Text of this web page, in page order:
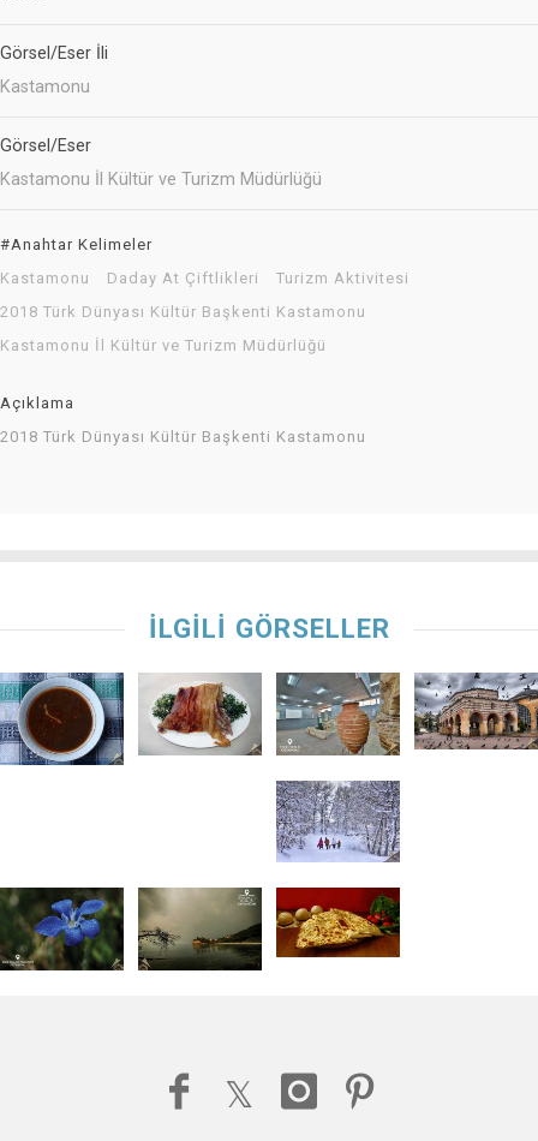
Görsel/Eser İli
Kastamonu
Görsel/Eser
Kastamonu İl Kültür ve Turizm Müdürlüğü
#Anahtar Kelimeler
Kastamonu
Daday At Çiftlikleri
Turizm Aktivitesi
2018 Türk Dünyası Kültür Başkenti Kastamonu
Kastamonu İl Kültür ve Turizm Müdürlüğü
Açıklama
2018 Türk Dünyası Kültür Başkenti Kastamonu
İLGİLİ GÖRSELLER